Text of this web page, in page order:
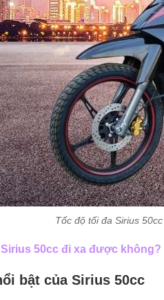
Tốc độ tối đa Sirius
Sirius 50cc đi xa được
bật của Sirius 50cc